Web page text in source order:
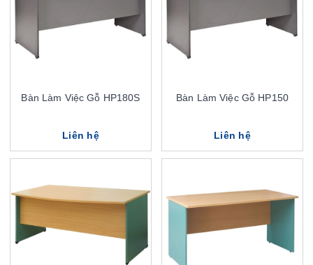
Bàn Làm Việc Gỗ HP180S
Liên hệ
Bàn Làm Việc Gỗ HP150
Liên hệ